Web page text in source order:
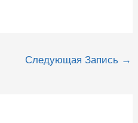
Следующая Запись →